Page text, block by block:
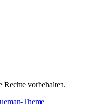
vorbehalten.
Theme